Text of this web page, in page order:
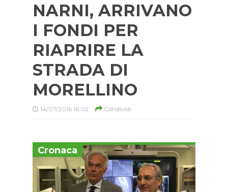
NARNI, ARRIVANO
I FONDI PER
RIAPRIRE LA
STRADA DI
MORELLINO
14/07/2016 16:02 Condividi
Cronaca